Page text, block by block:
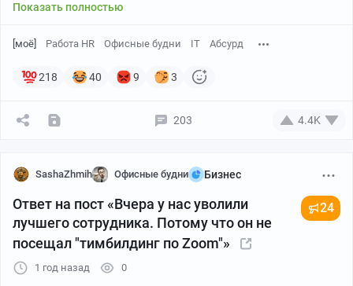
первая половина дня проходила в пустом пиздеже в
видеоконференции. Обязательно ежедневное
прочтение и, сука, ебучая "обратная связь" по книжке,
Создатель этого отдельного круга ада был душнила
велено присутствовать на видеочате с нутрициологом,
вместо того, чтобы решать текущие проблемы,
которых скопилось уже достаточно много, я таки
ушел оттуда одним днем.
А потом вспоминалось как он нам рассказывал, что
аналогичные компании в соседних регионах делают
Показать полностью
[моё] Работа HR Офисные будни IT Абсурд
218 40 9 3
203 4.4K
SashaZhmih Офисные будни Бизнес
Ответ на пост «Вчера у нас уволили
лучшего сотрудника. Потому что он не
посещал "тимбилдинг по Zoom"»
24
1 год назад 0